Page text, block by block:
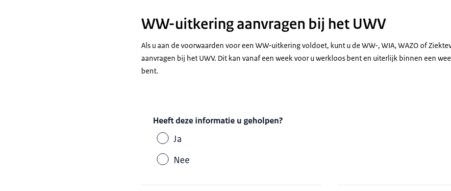
WW-uitkering aanvragen bij het UWV
Als u aan de voorwaarden voor een WW-uitkering voldoet, kunt u de WW-, WIA, WAZO of
aanvragen bij het UWV. Dit kan vanaf een week voor u werkloos bent en uiterlijk binnen een
bent.
Heeft deze informatie u geholpen?
Ja
Nee